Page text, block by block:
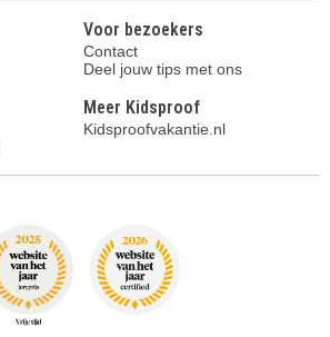
Voor bezoekers
Contact
Deel jouw tips met ons
Meer Kidsproof
Kidsproofvakantie.nl